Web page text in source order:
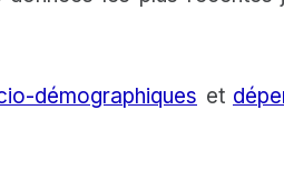
démographiques et